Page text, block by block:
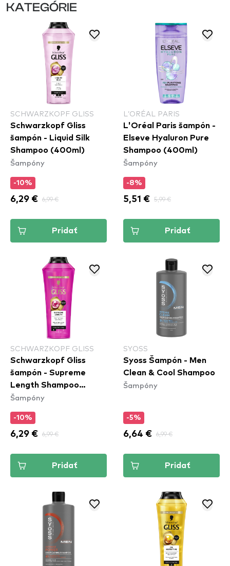
KATEGÓRIE
SCHWARZKOPF GLISS
Schwarzkopf Gliss
šampón - Liquid Silk
Shampoo (400ml)
Šampóny
-10%
6,29 € 6,99 €
Pridať
L’ORÉAL PARIS
L'Oréal Paris šampón -
Elseve Hyaluron Pure
Shampoo (400ml)
Šampóny
-8%
5,51 € 5,99 €
Pridať
SCHWARZKOPF GLISS
Schwarzkopf Gliss
šampón - Supreme
Length Shampoo
(400ml)
Šampóny
-10%
6,29 € 6,99 €
Pridať
SYOSS
Syoss Šampón - Men
Clean & Cool Shampoo
Šampóny
-5%
6,64 € 6,99 €
Pridať